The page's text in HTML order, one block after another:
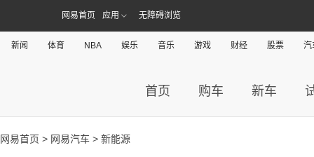
网易首页 应用 无障碍浏览
新闻 体育 NBA 娱乐 音乐 游戏 财经 股票 汽
首页 购车 新车
网易首页 > 网易汽车 > 新能源